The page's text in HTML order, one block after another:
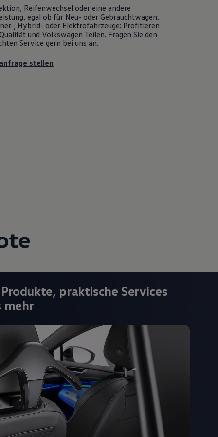
Reifenwechsel oder eine andere
egal ob für Neu- oder Gebrauchtwagen
, Hybrid- oder Elektrofahrzeuge: Profitieren
und Volkswagen Teilen. Fragen Sie den
Service gern bei uns an.
stellen
praktische Services
mehr